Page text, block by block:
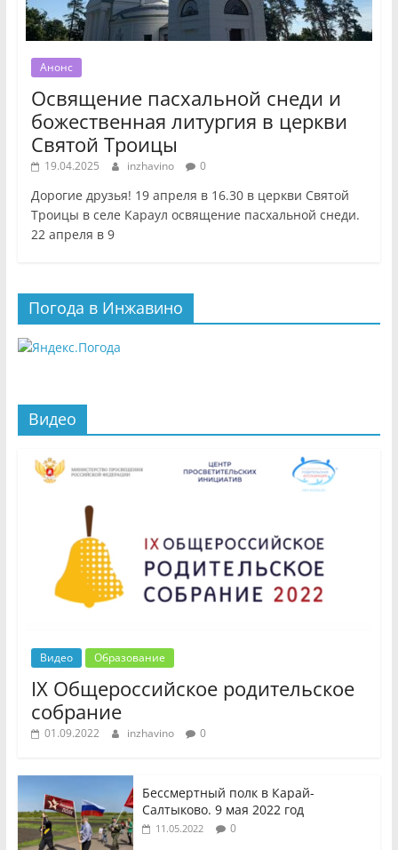
Анонс
Освящение пасхальной снеди и
божественная литургия в церкви
Святой Троицы
19.04.2025 inzhavino 0
Дорогие друзья! 19 апреля в 16.30 в церкви Святой
Троицы в селе Караул освящение пасхальной снеди.
22 апреля в 9
Погода в Инжавино
Видео
Видео Образование
IX Общероссийское родительское
собрание
01.09.2022 inzhavino 0
Бессмертный полк в Карай-
Салтыково. 9 мая 2022 год
11.05.2022 0